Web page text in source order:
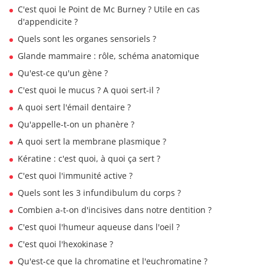
C'est quoi le Point de Mc Burney ? Utile en cas
d'appendicite ?
Quels sont les organes sensoriels ?
Glande mammaire : rôle, schéma anatomique
Qu'est-ce qu'un gène ?
C'est quoi le mucus ? A quoi sert-il ?
A quoi sert l'émail dentaire ?
Qu'appelle-t-on un phanère ?
A quoi sert la membrane plasmique ?
Kératine : c'est quoi, à quoi ça sert ?
C'est quoi l'immunité active ?
Quels sont les 3 infundibulum du corps ?
Combien a-t-on d'incisives dans notre dentition ?
C'est quoi l'humeur aqueuse dans l'oeil ?
C'est quoi l'hexokinase ?
Qu'est-ce que la chromatine et l'euchromatine ?